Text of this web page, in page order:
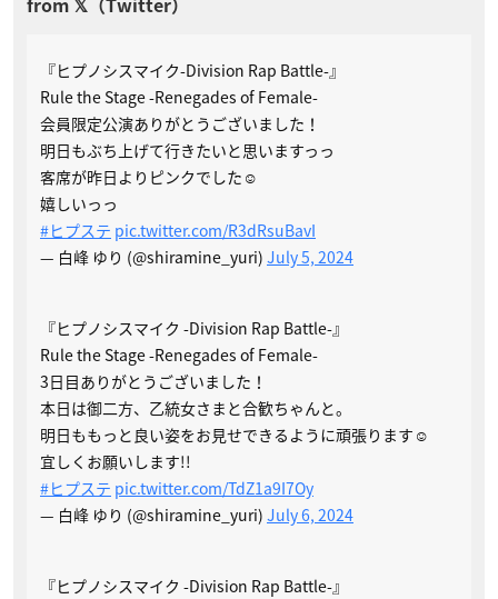
『ヒプノシスマイク-Division Rap Battle-』
Rule the Stage -Renegades of Female-
会員限定公演ありがとうございました！
明日もぶち上げて行きたいと思いますっっ
客席が昨日よりピンクでした☺︎︎
嬉しいっっ
#ヒプステ pic.twitter.com/R3dRsuBavI
— 白峰 ゆり (@shiramine_yuri) July 5, 2024
『ヒプノシスマイク -Division Rap Battle-』
Rule the Stage -Renegades of Female-
3日目ありがとうございました！
本日は御二方、乙統女さまと合歓ちゃんと。
明日ももっと良い姿をお見せできるように頑張ります☺︎︎
宜しくお願いします!!
#ヒプステ pic.twitter.com/TdZ1a9I7Oy
— 白峰 ゆり (@shiramine_yuri) July 6, 2024
『ヒプノシスマイク -Division Rap Battle-』